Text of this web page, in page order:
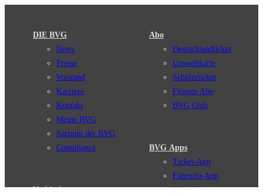
DIE BVG
News
Presse
Vorstand
Karriere
Kontakt
Meine BVG
Satzung der BVG
Compliance
Verbindungen
Abo
Deutschlandticket
Umweltkarte
Schülerticket
Firmen-Abo
BVG Club
BVG Apps
Ticket-App
Fahrinfo-App
Jelbi-App